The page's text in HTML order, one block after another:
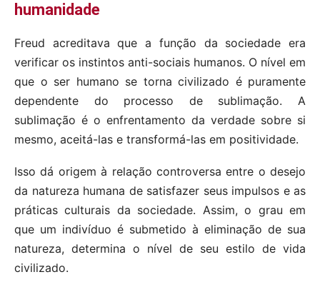
humanidade
Freud acreditava que a função da sociedade era
verificar os instintos anti-sociais humanos. O nível em
que o ser humano se torna civilizado é puramente
dependente do processo de sublimação. A
sublimação é o enfrentamento da verdade sobre si
mesmo, aceitá-las e transformá-las em positividade.
Isso dá origem à relação controversa entre o desejo
da natureza humana de satisfazer seus impulsos e as
práticas culturais da sociedade. Assim, o grau em
que um indivíduo é submetido à eliminação de sua
natureza, determina o nível de seu estilo de vida
civilizado.